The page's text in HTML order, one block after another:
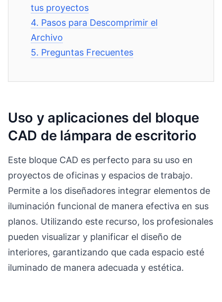
tus proyectos
4. Pasos para Descomprimir el
Archivo
5. Preguntas Frecuentes
Uso y aplicaciones del bloque
CAD de lámpara de escritorio
Este bloque CAD es perfecto para su uso en
proyectos de oficinas y espacios de trabajo.
Permite a los diseñadores integrar elementos de
iluminación funcional de manera efectiva en sus
planos. Utilizando este recurso, los profesionales
pueden visualizar y planificar el diseño de
interiores, garantizando que cada espacio esté
iluminado de manera adecuada y estética.